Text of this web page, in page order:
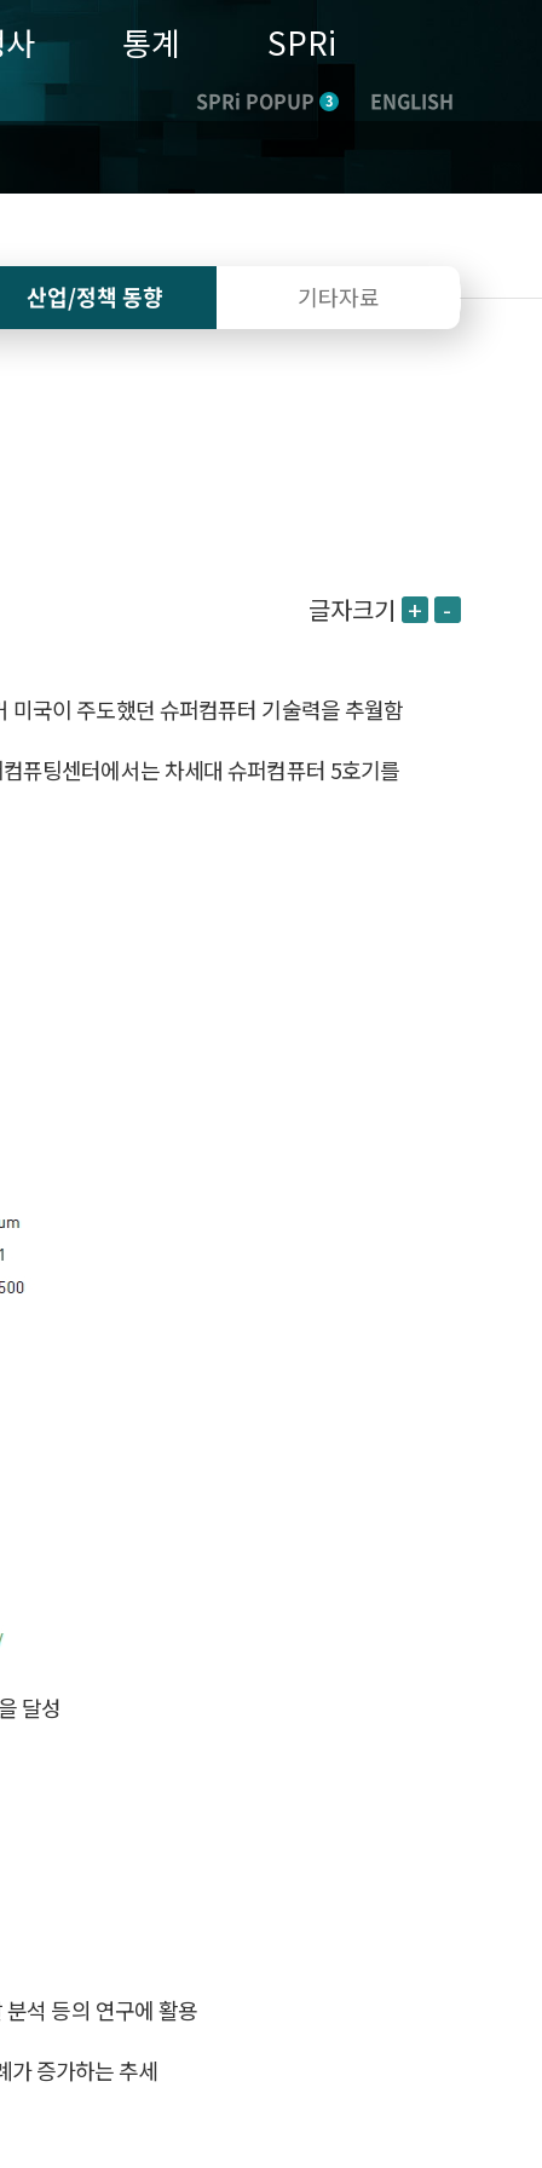
통계 SPRi
SPRi POPUP 3 ENGLISH
산업/정책 동향 기타자료
글자크기 + -
미국이 주도했던 슈퍼컴퓨터 기술력을 추월함
퓨팅센터에서는 차세대 슈퍼컴퓨터 5호기를
달성
석 등의 연구에 활용
가 증가하는 추세